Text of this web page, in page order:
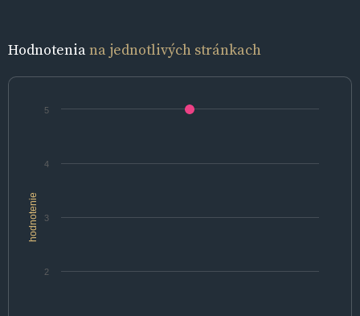
Hodnoteniana jednotlivých stránkach
hodnotenie
2
3
4
5